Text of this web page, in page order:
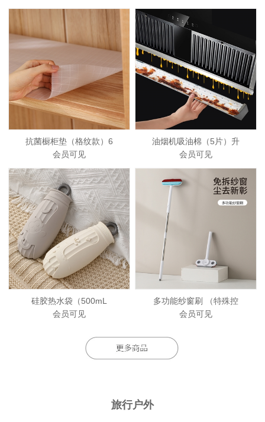
抗菌橱柜垫（格纹款）6
会员可见
油烟机吸油棉（5片）升
会员可见
硅胶热水袋（500mL
会员可见
多功能纱窗刷 （特殊控
会员可见
旅行户外